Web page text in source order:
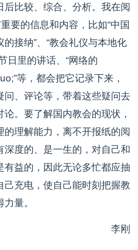
后比较、综合、分析。我在阅
要的信息和内容，比如“中国
接纳”、“教会礼仪与本地化
日里的讲话、“网络的
等，都会把它记录下来，
问、评论等，带着这些疑问去
。要了解国内教会的现状，
的理解能力，离不开报纸的阅
深度的、是一生的，对自己和
有益的，因此无论多忙都应抽
己充电，使自己能时刻把握教
量。
李刚